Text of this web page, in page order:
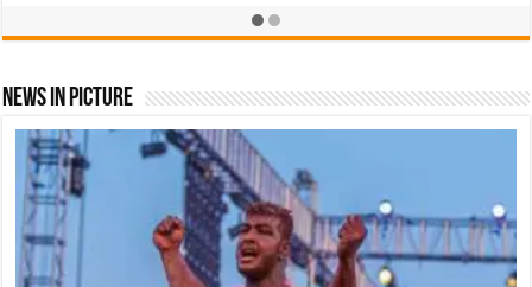
News In Picture